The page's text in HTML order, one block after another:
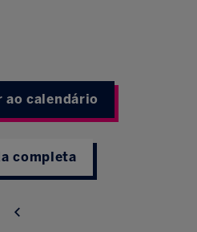
ao calendário
completa